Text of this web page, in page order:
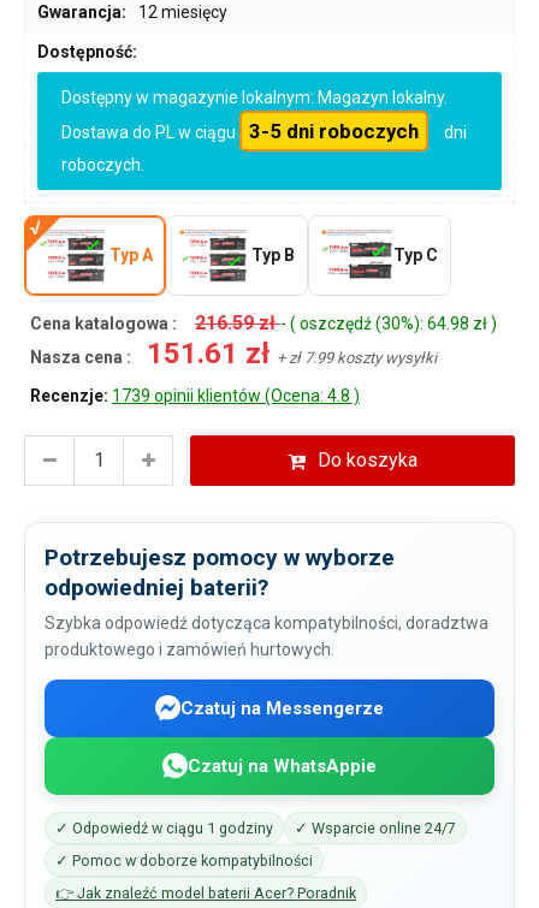
Gwarancja: 12 miesięcy
Dostępność:
Dostępny w magazynie lokalnym: Magazyn lokalny.
Dostawa do PL w ciągu
3-5 dni roboczych
dni
roboczych.
Typ A Typ B Typ C
Cena katalogowa : 216.59 zł- ( oszczędź (30%): 64.98 zł )
Nasza cena :
151.61 zł + zł 7.99 koszty wysyłki
Recenzje: 1739 opinii klientów (Ocena: 4.8 )
Do koszyka
Potrzebujesz pomocy w wyborze
odpowiedniej baterii?
Szybka odpowiedź dotycząca kompatybilności, doradztwa
produktowego i zamówień hurtowych.
Czatuj na Messengerze
Czatuj na WhatsAppie
✓ Odpowiedź w ciągu 1 godziny
✓ Wsparcie online 24/7
✓ Pomoc w doborze kompatybilności
👉 Jak znaleźć model baterii Acer? Poradnik